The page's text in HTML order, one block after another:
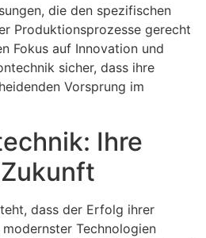
die den spezifischen
Produktionsprozesse gerecht
Fokus auf Innovation und
sicher, dass ihre
Vorsprung im
Ihre
dass der Erfolg ihrer
Technologien